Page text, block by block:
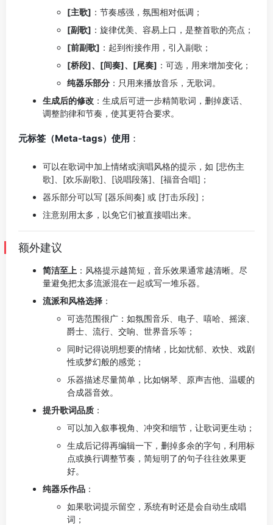
[主歌] ：节奏感强，氛围相对低调；
[副歌] ：旋律优美、容易上口，是整首歌的亮点；
[前副歌] ：起到衔接作用，引入副歌；
[桥段]、[间奏]、[尾奏] ：可选，用来增加变化；
纯器乐部分 ：只用来播放音乐，无歌词。
生成后的修改 ：生成后可进一步精简歌词，删掉废话、
调整韵律和节奏，使其更符合要求。
元标签（Meta-tags）使用 ：
可以在歌词中加上情绪或演唱风格的提示，如 [悲伤主
歌]、[欢乐副歌]、[说唱段落]、[福音合唱]；
器乐部分可以写 [器乐间奏] 或 [打击乐段]；
注意别用太多，以免它们被直接唱出来。
额外建议
简洁至上 ：风格提示越简短，音乐效果通常越清晰。尽
量避免把太多流派混在一起或写一堆乐器。
流派和风格选择 ：
可选范围很广：如氛围音乐、电子、嘻哈、摇滚、
爵士、流行、交响、世界音乐等；
同时记得说明想要的情绪，比如忧郁、欢快、戏剧
性或梦幻般的感觉；
乐器描述尽量简单，比如钢琴、原声吉他、温暖的
合成器音效。
提升歌词品质 ：
可以加入叙事视角、冲突和细节，让歌词更生动；
生成后记得再编辑一下，删掉多余的字句，利用标
点或换行调整节奏，简短明了的句子往往效果更
好。
纯器乐作品 ：
如果歌词提示留空，系统有时还是会自动生成唱
词；